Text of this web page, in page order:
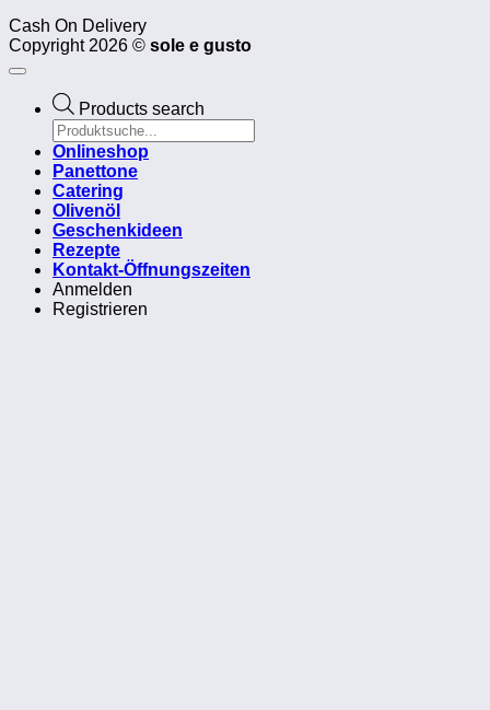
Cash On Delivery
Copyright 2026 © sole e gusto
Products search
Onlineshop
Panettone
Catering
Olivenöl
Geschenkideen
Rezepte
Kontakt-Öffnungszeiten
Anmelden
Registrieren